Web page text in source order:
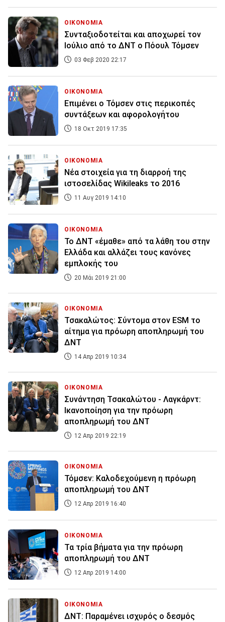
ΟΙΚΟΝΟΜΙΑ
Συνταξιοδοτείται και αποχωρεί τον
Ιούλιο από το ΔΝΤ ο Πόουλ Τόμσεν
03 Φεβ 2020 22:17
ΟΙΚΟΝΟΜΙΑ
Επιμένει ο Τόμσεν στις περικοπές
συντάξεων και αφορολογήτου
18 Οκτ 2019 17:35
ΟΙΚΟΝΟΜΙΑ
Νέα στοιχεία για τη διαρροή της
ιστοσελίδας Wikileaks το 2016
11 Αυγ 2019 14:10
ΟΙΚΟΝΟΜΙΑ
To ΔΝΤ «έμαθε» από τα λάθη του στην
Ελλάδα και αλλάζει τους κανόνες
εμπλοκής του
20 Μάι 2019 21:00
ΟΙΚΟΝΟΜΙΑ
Τσακαλώτος: Σύντομα στον ESM το
αίτημα για πρόωρη αποπληρωμή του
ΔΝΤ
14 Απρ 2019 10:34
ΟΙΚΟΝΟΜΙΑ
Συνάντηση Τσακαλώτου - Λαγκάρντ:
Ικανοποίηση για την πρόωρη
αποπληρωμή του ΔΝΤ
12 Απρ 2019 22:19
ΟΙΚΟΝΟΜΙΑ
Τόμσεν: Καλοδεχούμενη η πρόωρη
αποπληρωμή του ΔΝΤ
12 Απρ 2019 16:40
ΟΙΚΟΝΟΜΙΑ
Τα τρία βήματα για την πρόωρη
αποπληρωμή του ΔΝΤ
12 Απρ 2019 14:00
ΟΙΚΟΝΟΜΙΑ
ΔΝΤ: Παραμένει ισχυρός ο δεσμός